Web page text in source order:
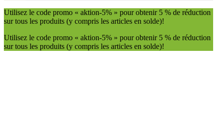
Utilisez le code promo « aktion-5% » pour obtenir 5 % de réduction
sur tous les produits (y compris les articles en solde)!
Utilisez le code promo « aktion-5% » pour obtenir 5 % de réduction
sur tous les produits (y compris les articles en solde)!